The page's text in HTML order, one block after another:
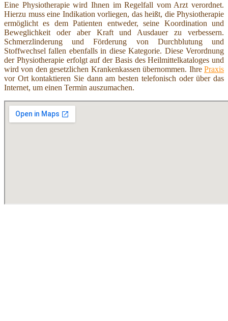
Eine Physiotherapie wird Ihnen im Regelfall vom Arzt verordnet.
Hierzu muss eine Indikation vorliegen, das heißt, die Physiotherapie
ermöglicht es dem Patienten entweder, seine Koordination und
Beweglichkeit oder aber Kraft und Ausdauer zu verbessern.
Schmerzlinderung und Förderung von Durchblutung und
Stoffwechsel fallen ebenfalls in diese Kategorie. Diese Verordnung
der Physiotherapie erfolgt auf der Basis des Heilmittelkataloges und
wird von den gesetzlichen Krankenkassen übernommen. Ihre Praxis
vor Ort kontaktieren Sie dann am besten telefonisch oder über das
Internet, um einen Termin auszumachen.